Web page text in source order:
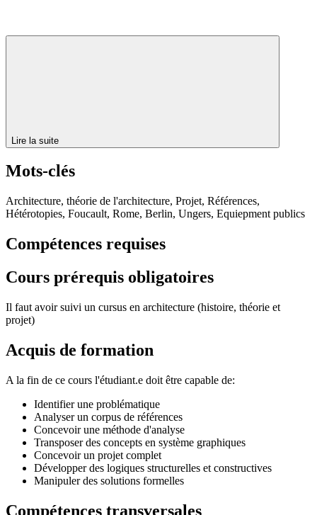
Lire la suite
Mots-clés
Architecture, théorie de l'architecture, Projet, Références,
Hétérotopies, Foucault, Rome, Berlin, Ungers, Equiepment publics
Compétences requises
Cours prérequis obligatoires
Il faut avoir suivi un cursus en architecture (histoire, théorie et
projet)
Acquis de formation
A la fin de ce cours l'étudiant.e doit être capable de:
Identifier une problématique
Analyser un corpus de références
Concevoir une méthode d'analyse
Transposer des concepts en système graphiques
Concevoir un projet complet
Développer des logiques structurelles et constructives
Manipuler des solutions formelles
Compétences transversales